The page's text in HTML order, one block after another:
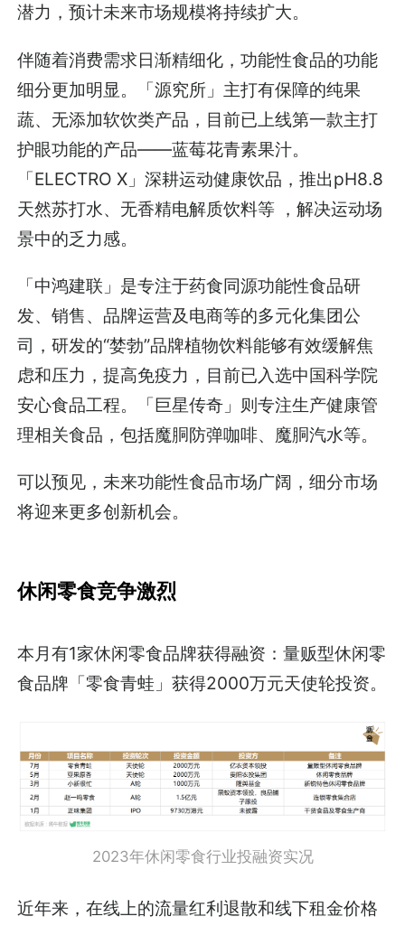
潜力，预计未来市场规模将持续扩大。
伴随着消费需求日渐精细化，功能性食品的功能
细分更加明显。「源究所」主打有保障的纯果
蔬、无添加软饮类产品，目前已上线第一款主打
护眼功能的产品——蓝莓花青素果汁。
「ELECTRO X」深耕运动健康饮品，推出pH8.8
天然苏打水、无香精电解质饮料等 ，解决运动场
景中的乏力感。
「中鸿建联」是专注于药食同源功能性食品研
发、销售、品牌运营及电商等的多元化集团公
司，研发的“婪勃”品牌植物饮料能够有效缓解焦
虑和压力，提高免疫力，目前已入选中国科学院
安心食品工程。「巨星传奇」则专注生产健康管
理相关食品，包括魔胴防弹咖啡、魔胴汽水等。
可以预见，未来功能性食品市场广阔，细分市场
将迎来更多创新机会。
休闲零食竞争激烈
本月有1家休闲零食品牌获得融资：量贩型休闲零
食品牌「零食青蛙」获得2000万元天使轮投资。
2023年休闲零食行业投融资实况
近年来，在线上的流量红利退散和线下租金价格